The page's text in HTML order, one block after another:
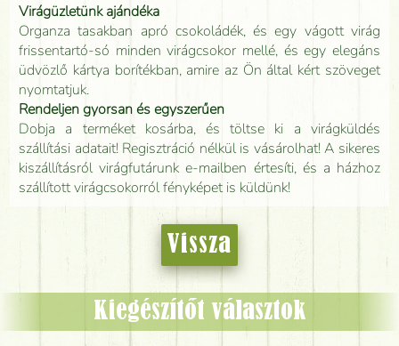
Virágüzletünk ajándéka
Organza tasakban apró csokoládék, és egy vágott virág
frissentartó-só minden virágcsokor mellé, és egy elegáns
üdvözlő kártya borítékban, amire az Ön által kért szöveget
nyomtatjuk.
Rendeljen gyorsan és egyszerűen
Dobja a terméket kosárba, és töltse ki a virágküldés
szállítási adatait! Regisztráció nélkül is vásárolhat! A sikeres
kiszállításról virágfutárunk e-mailben értesíti, és a házhoz
szállított virágcsokorról fényképet is küldünk!
Vissza
Kiegészítőt választok